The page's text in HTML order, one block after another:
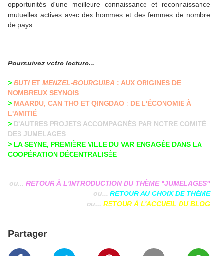
opportunités d'une meilleure connaissance et reconnaissance
mutuelles actives avec des hommes et des femmes de nombre
de pays.
Poursuivez votre lecture...
> BUTI ET MENZEL-BOURGUIBA : AUX ORIGINES DE
NOMBREUX SEYNOIS
> MAARDU, CAN THO ET QINGDAO : DE L'ÉCONOMIE À
L'AMITIÉ
> D'AUTRES PROJETS ACCOMPAGNÉS PAR NOTRE COMITÉ
DES JUMELAGES
> LA SEYNE, PREMIÈRE VILLE DU VAR ENGAGÉE DANS LA
COOPÉRATION DÉCENTRALISÉE
ou... RETOUR À L'INTRODUCTION DU THÈME "JUMELAGES"
ou... RETOUR AU CHOIX DE THÈME
ou... RETOUR À L'ACCUEIL DU BLOG
Partager